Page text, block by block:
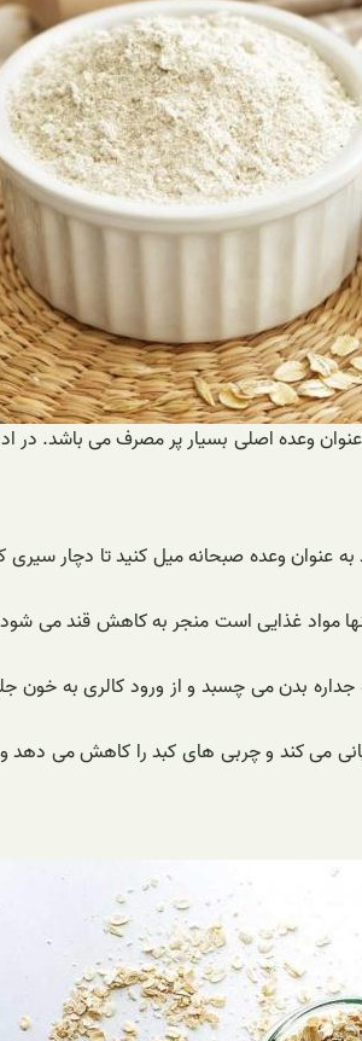
وعده اصلی بسیار پر مصرف می باشد. در
وعده صبحانه میل کنید تا دچار
غذایی است منجر به کاهش قند می شود
بدن می چسبد و از ورود کالری به خون